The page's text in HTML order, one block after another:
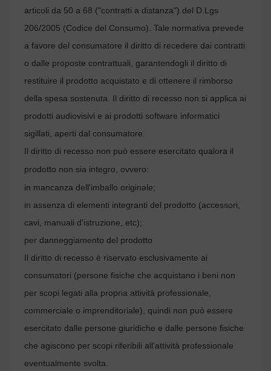
articoli da 50 a 68 ("contratti a distanza") del D.Lgs
206/2005 (Codice del Consumo). Tale normativa prevede
a favore del consumatore il diritto di recedere dai contratti
o dalle proposte contrattuali, garantendogli il diritto di
restituire il prodotto acquistato e di ottenere il rimborso
della spesa sostenuta. Il diritto di recesso non si applica ai
prodotti audiovisivi e ai prodotti software informatici
sigillati, aperti dal consumatore.
Il diritto di recesso non può essere esercitato qualora il
prodotto non sia integro, ovvero:
in mancanza dell'imballo originale;
in assenza di elementi integranti del prodotto (accessori,
cavi, manuali d'istruzione, etc);
per danneggiamento del prodotto
Il diritto di recesso è riservato esclusivamente ai
consumatori (persone fisiche che acquistano i beni non
per scopi legati alla propria attività professionale,
commerciale o imprenditoriale), quindi non può essere
esercitato dalle persone giuridiche e dalle persone fisiche
che agiscono per scopi riferibili all'attività professionale
eventualmente svolta.